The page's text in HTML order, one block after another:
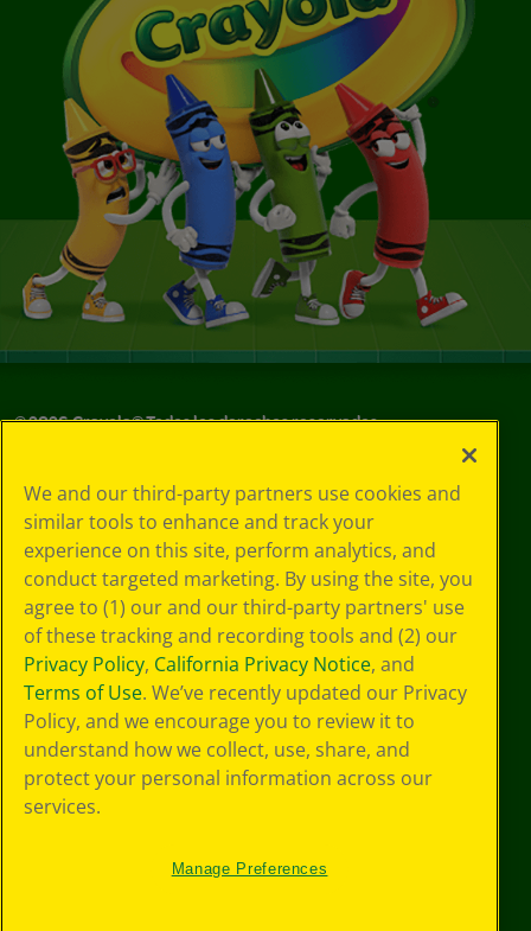
©2026Crayola® Todos los derechos reservados.
de privacidad
Política de
privacidad
Términos de SMS
GDPR
Aviso de
privacidad de CA
Cookie
Preferences
Condiciones de
uso
Accesibilidad web
Mapa del sitio
We and our third-party partners use cookies and
similar tools to enhance and track your
experience on this site, perform analytics, and
conduct targeted marketing. By using the site, you
agree to (1) our and our third-party partners' use
of these tracking and recording tools and (2) our
Privacy Policy, California Privacy Notice, and
Terms of Use. We’ve recently updated our Privacy
Policy, and we encourage you to review it to
understand how we collect, use, share, and
protect your personal information across our
services.
Manage Preferences